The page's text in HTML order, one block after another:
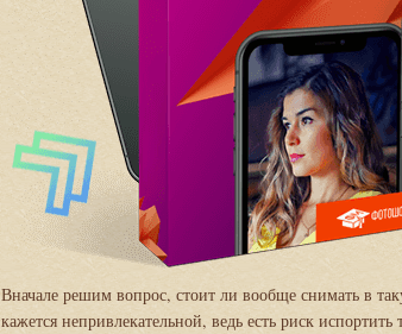
Вначале решим вопрос, стоит ли вообще снимать в
кажется непривлекательной, ведь есть риск